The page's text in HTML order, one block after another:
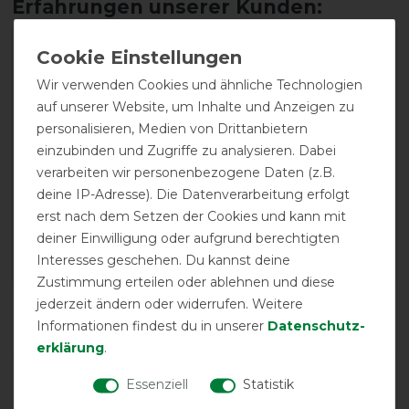
EXCELLENT
Neck - Silver, 140
Product Reviews
5
Product Rating
Wir verwenden Cookies und ähnliche Technologien
auf unserer Website, um Inhalte und Anzeigen zu
personalisieren, Medien von Drittanbietern
einzubinden und Zugriffe zu analysieren. Dabei
verarbeiten wir personenbezogene Daten (z.B.
deine IP-Adresse). Die Datenverarbeitung erfolgt
erst nach dem Setzen der Cookies und kann mit
deiner Einwilligung oder aufgrund berechtigten
Interesses geschehen. Du kannst deine
Zustimmung erteilen oder ablehnen und diese
jederzeit ändern oder widerrufen. Weitere
Informationen findest du in unserer Daten­schutz­
erklärung.
Essenziell
Statistik